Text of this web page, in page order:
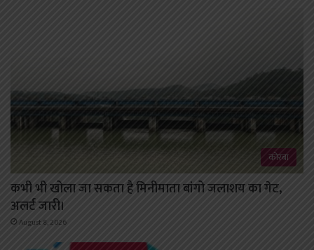
कोरबा
कभी भी खोला जा सकता है मिनीमाता बांगो जलाशय का गेट,
अलर्ट जारी।
August 8, 2026